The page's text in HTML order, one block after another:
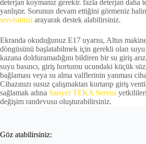
deterjan koymanız gerekir. fazla deterjan daha
yanlıştır. Sorunun devam ettiğini görmeniz
servisimizi arayarak destek alabilirsiniz.
Ekranda okuduğunuz E17 uyarısı, Altus
döngüsünü başlatabilmek için gerekli olan
kazana dolduramadığını bildiren bir su giriş
suyu basıncı, giriş hortumu ucundaki küçük
bağlaması veya su alma valflerinin yanması
Cihazınızı susuz çalışmaktan kurtarıp giriş
sağlamak adına Sarıyer TEKA Servisi
değişim randevusu oluşturabilirsiniz.
Göz atabilirsiniz: